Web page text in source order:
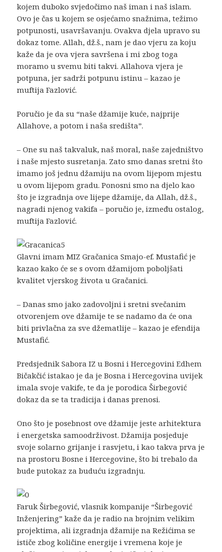
kojem duboko svjedočimo naš iman i naš islam.
Ovo je čas u kojem se osjećamo snažnima, težimo
potpunosti, usavršavanju. Ovakva djela upravo su
dokaz tome. Allah, dž.š., nam je dao vjeru za koju
kaže da je ova vjera savršena i mi zbog toga
moramo u svemu biti takvi. Allahova vjera je
potpuna, jer sadrži potpunu istinu – kazao je
muftija Fazlović.
Poručio je da su “naše džamije kuće, najprije
Allahove, a potom i naša središta”.
– One su naš takvaluk, naš moral, naše zajedništvo
i naše mjesto susretanja. Zato smo danas sretni što
imamo još jednu džamiju na ovom lijepom mjestu
u ovom lijepom gradu. Ponosni smo na djelo kao
što je izgradnja ove lijepe džamije, da Allah, dž.š.,
nagradi njenog vakifa – poručio je, između ostalog,
muftija Fazlović.
Glavni imam MIZ Gračanica Smajo-ef. Mustafić je
kazao kako će se s ovom džamijom poboljšati
kvalitet vjerskog života u Gračanici.
– Danas smo jako zadovoljni i sretni svečanim
otvorenjem ove džamije te se nadamo da će ona
biti privlačna za sve džematlije – kazao je efendija
Mustafić.
Predsjednik Sabora IZ u Bosni i Hercegovini Edhem
Bičakčić istakao je da je Bosna i Hercegovina uvijek
imala svoje vakife, te da je porodica Širbegović
dokaz da se ta tradicija i danas prenosi.
Ono što je posebnost ove džamije jeste arhitektura
i energetska samoodrživost. Džamija posjeduje
svoje solarno grijanje i rasvjetu, i kao takva prva je
na prostoru Bosne i Hercegovine, što bi trebalo da
bude putokaz za buduću izgradnju.
Faruk Širbegović, vlasnik kompanije “Širbegović
Inženjering” kaže da je radio na brojnim velikim
projektima, ali izgradnja džamije na Režićima se
ističe zbog količine energije i vremena koje je